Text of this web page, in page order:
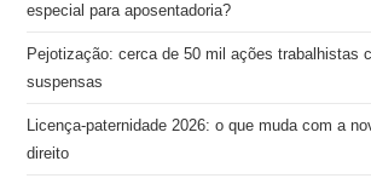
especial para aposentadoria?
Pejotização: cerca de 50 mil ações trabalhistas
suspensas
Licença-paternidade 2026: o que muda com a
direito